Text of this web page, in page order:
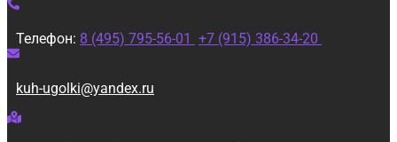
Телефон: 8 (495) 795-56-01 +7 (915) 386-34-20
kuh-ugolki@yandex.ru